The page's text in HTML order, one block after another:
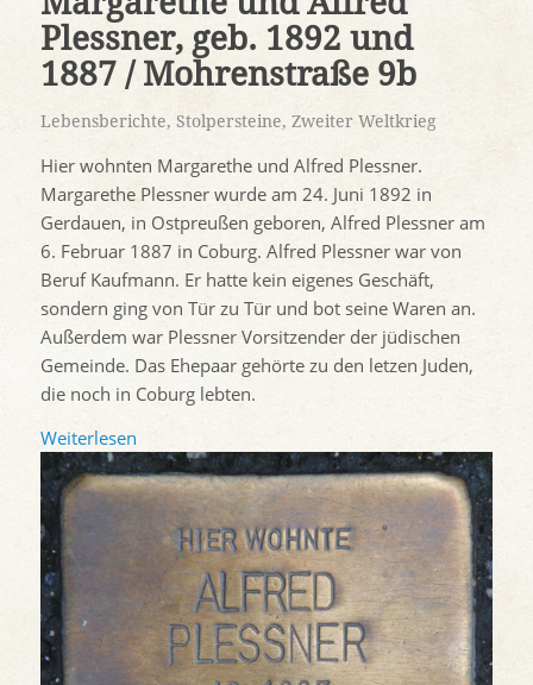
Plessner, geb. 1892 und
1887 / Mohrenstraße 9b
Lebensberichte, Stolpersteine, Zweiter Weltkrieg
Hier wohnten Margarethe und Alfred Plessner.
Margarethe Plessner wurde am 24. Juni 1892 in
Gerdauen, in Ostpreußen geboren, Alfred Plessner am
6. Februar 1887 in Coburg. Alfred Plessner war von
Beruf Kaufmann. Er hatte kein eigenes Geschäft,
sondern ging von Tür zu Tür und bot seine Waren an.
Außerdem war Plessner Vorsitzender der jüdischen
Gemeinde. Das Ehepaar gehörte zu den letzen Juden,
die noch in Coburg lebten.
Weiterlesen